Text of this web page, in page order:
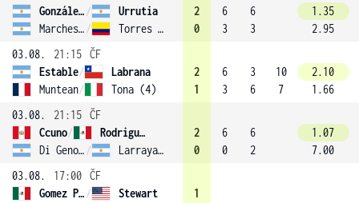
González Daniele /
Urrutia
Marchesini / Torres Murcia
2
0
6
3
6
3
1.35
2.95
03.08.
21:15 ČF
Estable/
Labrana
Muntean/ Tona (4)
2
1
6
3
3
6
10
7
2.10
1.66
03.08.
21:15 ČF
Ccuno/
Rodriguez (2)
Di Genova / Larraya Guidi
2
0
6
0
6
2
1.07
7.00
03.08.
17:00 ČF
Gomez Pezuela Cano /
Stewart
1